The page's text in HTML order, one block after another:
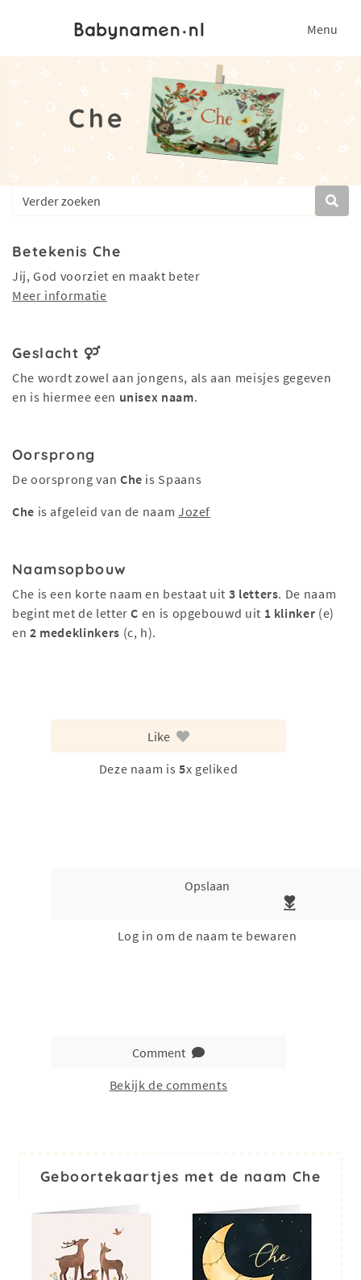
Menu
Che
Betekenis Che
Jij, God voorziet en maakt beter
Meer informatie
Geslacht
Che wordt zowel aan jongens, als aan meisjes gegeven
en is hiermee een unisex naam.
Oorsprong
De oorsprong van Che is Spaans
Che is afgeleid van de naam Jozef
Naamsopbouw
Che is een korte naam en bestaat uit 3 letters. De naam
begint met de letterC en is opgebouwd uit 1 klinker (e)
en 2 medeklinkers (c, h).
Like
Deze naam is 5x geliked
Opslaan
Log in om de naam te bewaren
Comment
Bekijk de comments
Geboortekaartjes met de naam Che